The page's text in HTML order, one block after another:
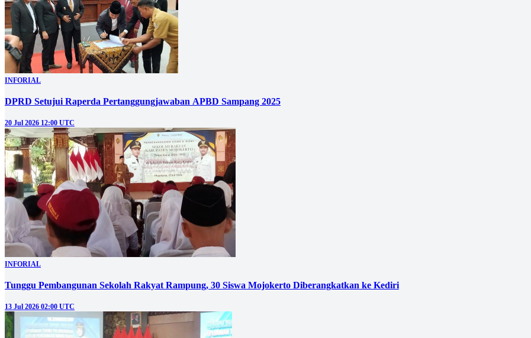
INFORIAL
DPRD Setujui Raperda Pertanggungjawaban APBD Sampang 2025
20 Jul 2026 12:00 UTC
INFORIAL
Tunggu Pembangunan Sekolah Rakyat Rampung, 30 Siswa Mojokerto Diberangkatkan ke Kediri
13 Jul 2026 02:00 UTC